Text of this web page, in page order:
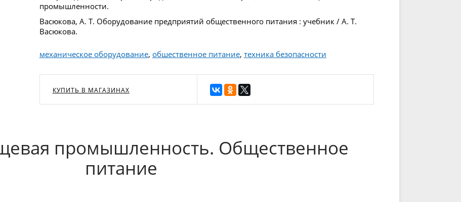
промышленности.
Васюкова, А. Т. Оборудование предприятий общественного питания : учебник / А. Т.
Васюкова.
механическое оборудование, обшественное питание, техника безопасности
КУПИТЬ В МАГАЗИНАХ
промышленность. Общественное
питание